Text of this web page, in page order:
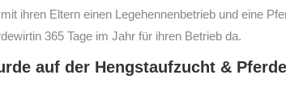
ihren Eltern einen Legehennenbetrieb und eine
365 Tage im Jahr für ihren Betrieb da.
auf der Hengstaufzucht &